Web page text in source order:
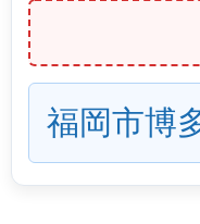
福岡市博